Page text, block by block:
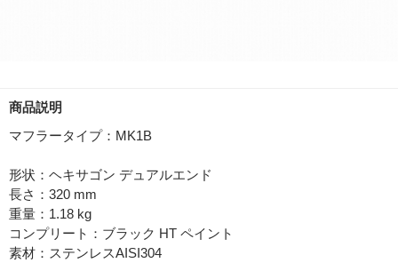
商品説明
マフラータイプ：MK1B
形状：ヘキサゴン デュアルエンド
長さ：320 mm
重量：1.18 kg
コンプリート：ブラック HT ペイント
素材：ステンレスAISI304